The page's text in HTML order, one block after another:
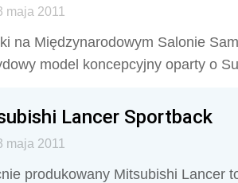
maja 2011
na Międzynarodowym Salonie
model koncepcyjny oparty o
Lancer Sportback
maja 2011
produkowany Mitsubishi Lancer